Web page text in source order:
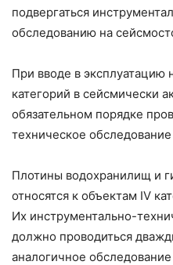
подвергаться
обследованию на
При вводе в эксплуатацию
категорий в сейсмически
обязательном порядке
техническое
Плотины водохранилищ и
относятся к объектам IV
Их инструментально-
должно проводиться
аналогичное